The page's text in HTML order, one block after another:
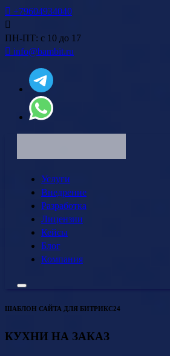
+79604934040
ПН-ПТ: с 10 до 17
info@bambit.ru
Услуги
Внедрение
Разработка
Лицензии
Кейсы
Блог
Компания
ШАБЛОН САЙТА ДЛЯ БИТРИКС24
КУХНИ НА ЗАКАЗ